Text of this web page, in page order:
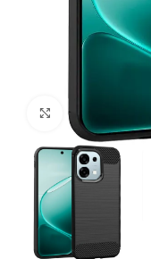
Click to enlarge